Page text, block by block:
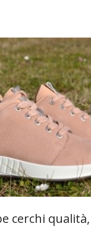
cerchi